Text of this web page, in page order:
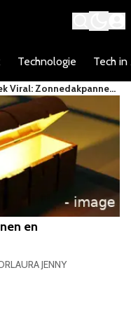
Technologie Tech in
Viral: Zonnedakpannen
Robots
en
LAURA JENNY